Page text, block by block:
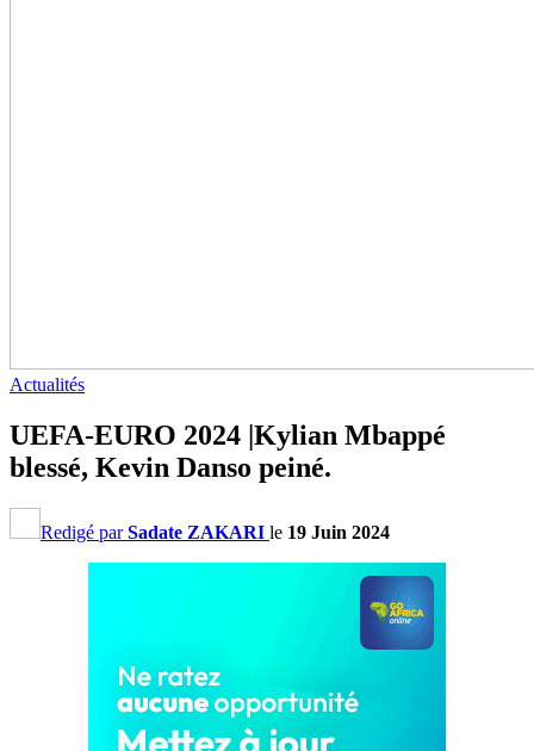
Actualités
UEFA-EURO 2024 |Kylian Mbappé
blessé, Kevin Danso peiné.
Redigé parSadate ZAKARI le 19 Juin 2024